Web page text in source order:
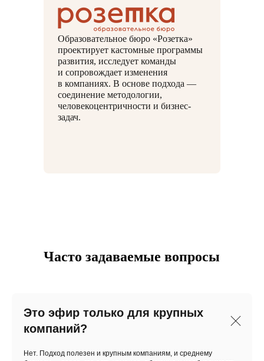
Образовательное бюро «Розетка»
проектирует кастомные программы
развития, исследует команды
и сопровождает изменения
в компаниях. В основе подхода —
соединение методологии,
человекоцентричности и бизнес-
задач.
Часто задаваемые вопросы
Это эфир только для крупных
компаний?
Нет. Подход полезен и крупным компаниям, и среднему